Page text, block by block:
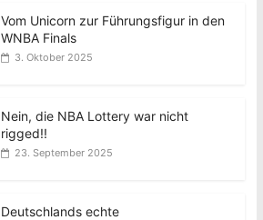
Vom Unicorn zur Führungsfigur in den
WNBA Finals
3. Oktober 2025
Nein, die NBA Lottery war nicht
rigged!!
23. September 2025
Deutschlands echte